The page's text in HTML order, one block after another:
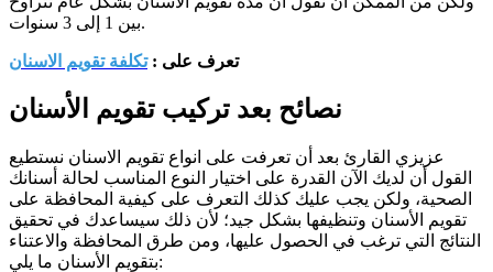
بين 1 إلى 3 سنوات.
تعرف على :تكلفة تقويم الاسنان
نصائح بعد تركيب تقويم الأسنان
عزيزي القارئ بعد أن تعرفت على انواع تقويم الاسنان نستطيع
القول أن لديك الآن القدرة على اختيار النوع المناسب لحالة أسنانك
الصحية، ولكن يجب عليك كذلك التعرف على كيفية المحافظة على
تقويم الأسنان وتنظيفها بشكل جيد؛ لأن ذلك سيساعدك في تحقيق
النتائج التي ترغب في الحصول عليها، ومن طرق المحافظة والاعتناء
بتقويم الأسنان ما يلي: